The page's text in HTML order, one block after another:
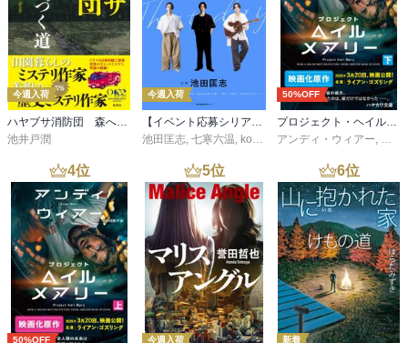
今週入荷
ハヤブサ消防団 森へつづく道
池井戸潤
今週入荷
【イベント応募シリアルコード付】池田匡志出演・オーディオフォトブック「あの日」SPECIAL EDITION（音声／動画付）
池田匡志, 七寒六温, konoko58 ,村崎キコ
50%OFF
プロジェクト・ヘイル・メアリー 下
アンディ・ウィアー, 小野
4位
50%OFF
5位
今週入荷
6位
新着